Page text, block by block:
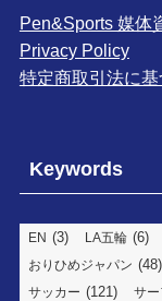
Pen&Sports 媒体
Privacy Policy
特定商取引法に
Keywords
EN (3) LA五輪 (6)
おりひめジャパン (48)
サッカー (121) サー